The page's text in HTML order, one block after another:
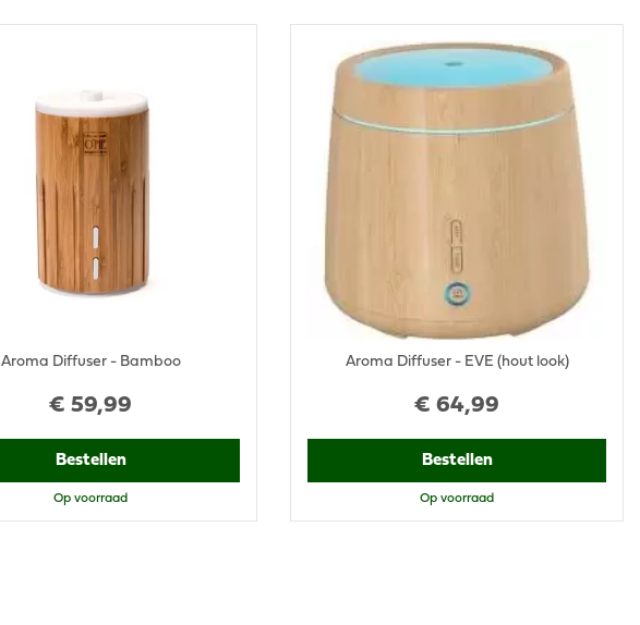
€ 59,99
Aroma Diffuser - Bamboo
Bestellen
Op voorraad
€ 64,99
Aroma Diffuser - EVE (hout look)
Bestellen
Op voorraad